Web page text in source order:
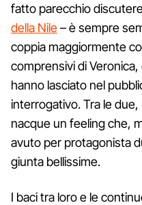
fatto parecchio
della Nile– è sempre
coppia maggiormente
comprensivi di
hanno lasciato nel
interrogativo. Tra le due,
nacque un feeling che,
avuto per protagonista
giunta bellissime.
I baci tra loro e le